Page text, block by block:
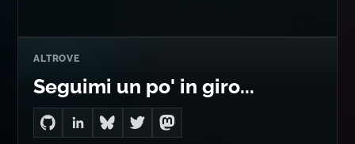
ALTROVE
Seguimi un po' in giro...
Go to Dan's GitHub
Connect with me on LinkedIn
Follow me on Bluesky
Follow me on Twitter
Follow me on Mastodon